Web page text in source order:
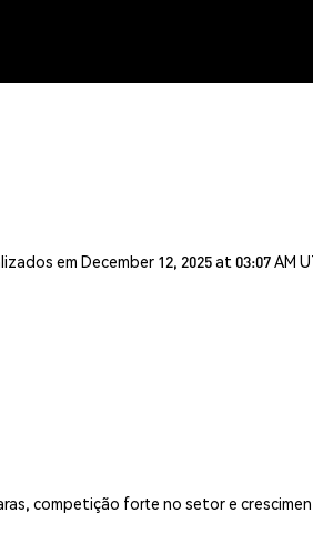
em December 12, 2025 at 03:07 AM
competição forte no setor e